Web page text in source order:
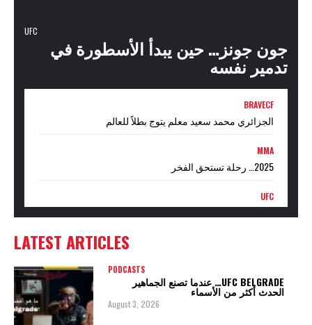
UFC
جون جونز… حين يبدأ الأسطورة في
تدمير نفسه
BRAVECF
الجزائري محمد سعيد معلم يتوج بطلاً للعالم
MMA
2025… رحلة تستحق الفخر
UFC
LATEST ARTICLES
PODCASTS
UFC BELGRADE… عندما تصنع الجماهير
الحدث أكثر من الأسماء
August 3, 2026